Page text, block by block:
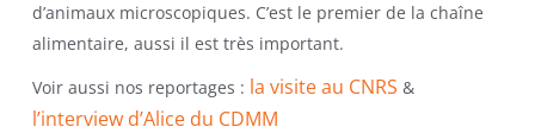
d’animaux microscopiques. C’est le premier de la chaîne
alimentaire, aussi il est très important.
Voir aussi nos reportages : la visite au CNRS &
l’interview d’Alice du CDMM